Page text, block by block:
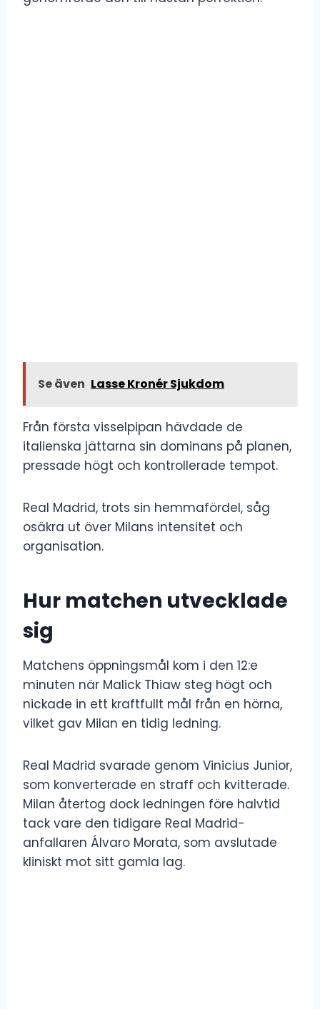
Se även Lasse Kronér Sjukdom
Från första visselpipan hävdade de
italienska jättarna sin dominans på planen,
pressade högt och kontrollerade tempot.
Real Madrid, trots sin hemmafördel, såg
osäkra ut över Milans intensitet och
organisation.
Hur matchen utvecklade
sig
Matchens öppningsmål kom i den 12:e
minuten när Malick Thiaw steg högt och
nickade in ett kraftfullt mål från en hörna,
vilket gav Milan en tidig ledning.
Real Madrid svarade genom Vinicius Junior,
som konverterade en straff och kvitterade.
Milan återtog dock ledningen före halvtid
tack vare den tidigare Real Madrid-
anfallaren Álvaro Morata, som avslutade
kliniskt mot sitt gamla lag.